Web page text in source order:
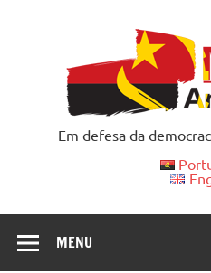
Em defesa da
MENU